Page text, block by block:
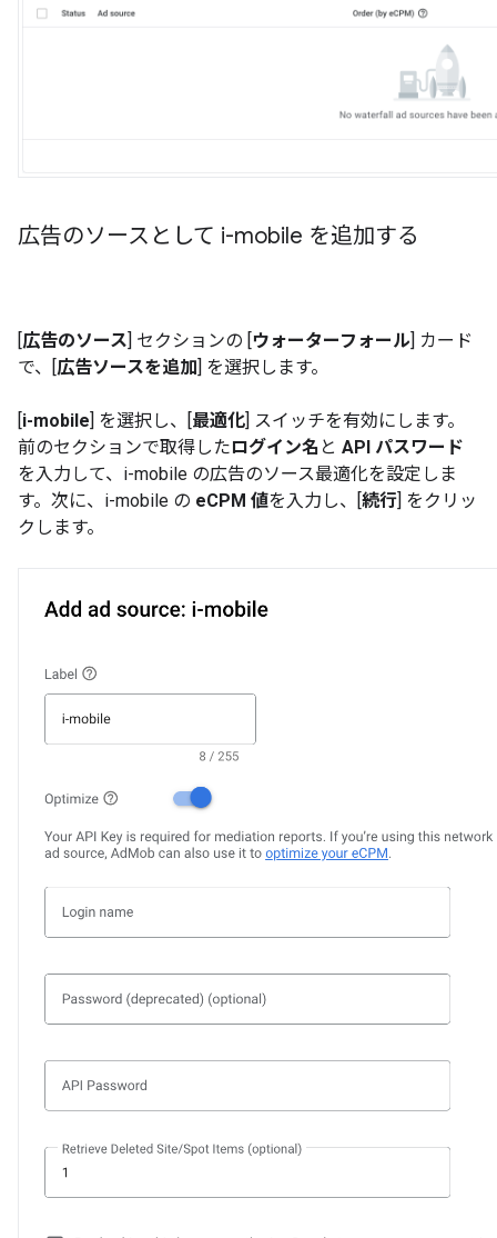
広告のソースとして i-mobile を追加する
[広告のソース] セクションの [ウォーターフォール] カード
で、[広告ソースを追加] を選択します。
[i-mobile] を選択し、[最適化] スイッチを有効にします。
前のセクションで取得したログイン名 と API パスワード
を入力して、i-mobile の広告のソース最適化を設定しま
す。次に、i-mobile の eCPM 値を入力し、[続行] をクリッ
クします。